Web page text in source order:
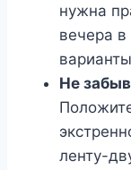
нужна
вечера
Не
ленту-